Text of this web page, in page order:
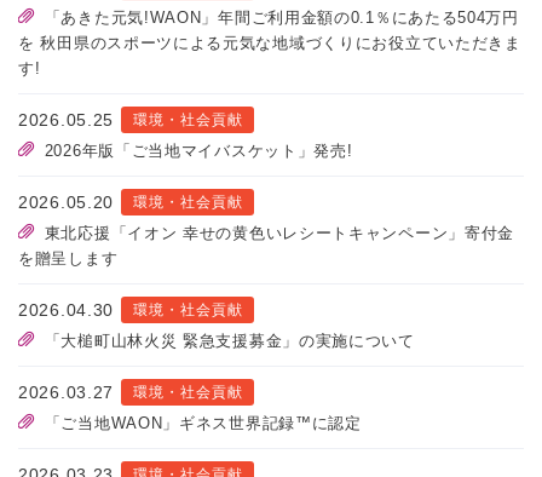
「あきた元気!WAON」年間ご利用金額の0.1％にあたる504万円
を 秋田県のスポーツによる元気な地域づくりにお役立ていただきま
す!
2026.05.25 環境・社会貢献
2026年版「ご当地マイバスケット」発売!
2026.05.20 環境・社会貢献
東北応援「イオン 幸せの黄色いレシートキャンペーン」寄付金
を贈呈します
2026.04.30 環境・社会貢献
「大槌町山林火災 緊急支援募金」の実施について
2026.03.27 環境・社会貢献
「ご当地WAON」ギネス世界記録™に認定